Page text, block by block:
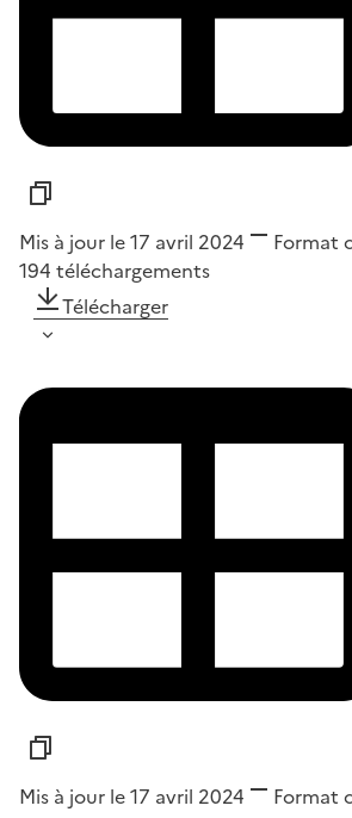
Mis à jour le 17 avril 2024 Format
194 téléchargements
Télécharger
Mis à jour le 17 avril 2024 Format